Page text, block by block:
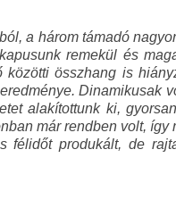
a három támadó
remekül és
összhang is
Dinamikusak
alakítottunk ki,
már rendben volt, így
félidőt produkált, de